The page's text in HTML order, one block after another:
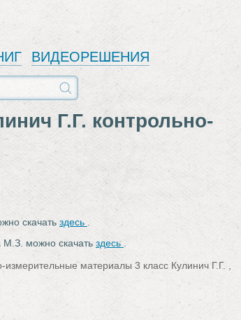
ВИДЕОРЕШЕНИЯ
Г.Г. контрольно-
скачать здесь
М.З. можно скачать здесь
материалы 3 класс Кулинич Г.Г. ,